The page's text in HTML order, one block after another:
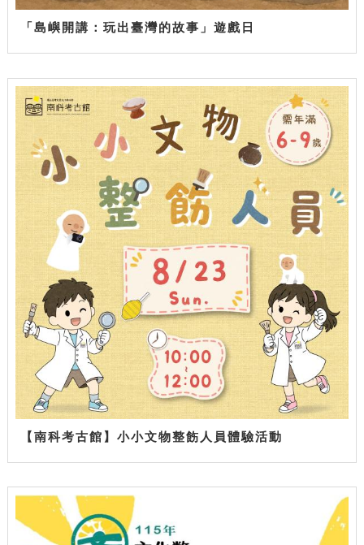
「島嶼開講：玩出臺灣的故事」遊戲日
【南科考古館】小小文物整飭人員體驗活動